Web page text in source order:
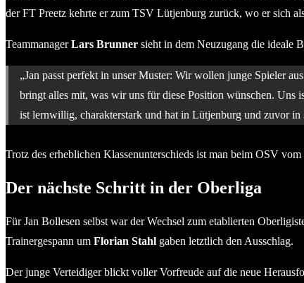
der FT Preetz kehrte er zum TSV Lütjenburg zurück, wo er sich
TeammanagerLars Brunner sieht in dem Neuzugang die ideale
„Jan passt perfekt in unser Muster: Wir wollen junge Spieler
bringt alles mit, was wir uns für diese Position wünschen. Uns
ist lernwillig, charakterstark und hat in Lütjenburg und zuvor in
Trotz des erheblichen Klassenunterschieds ist man beim OSV
Der nächste Schritt in der Oberliga
Für Jan Bollesen selbst war der Wechsel zum etablierten
Trainergespann um Florian Stahl gaben letztlich den Ausschlag.
Der junge Verteidiger blickt voller Vorfreude auf die neue